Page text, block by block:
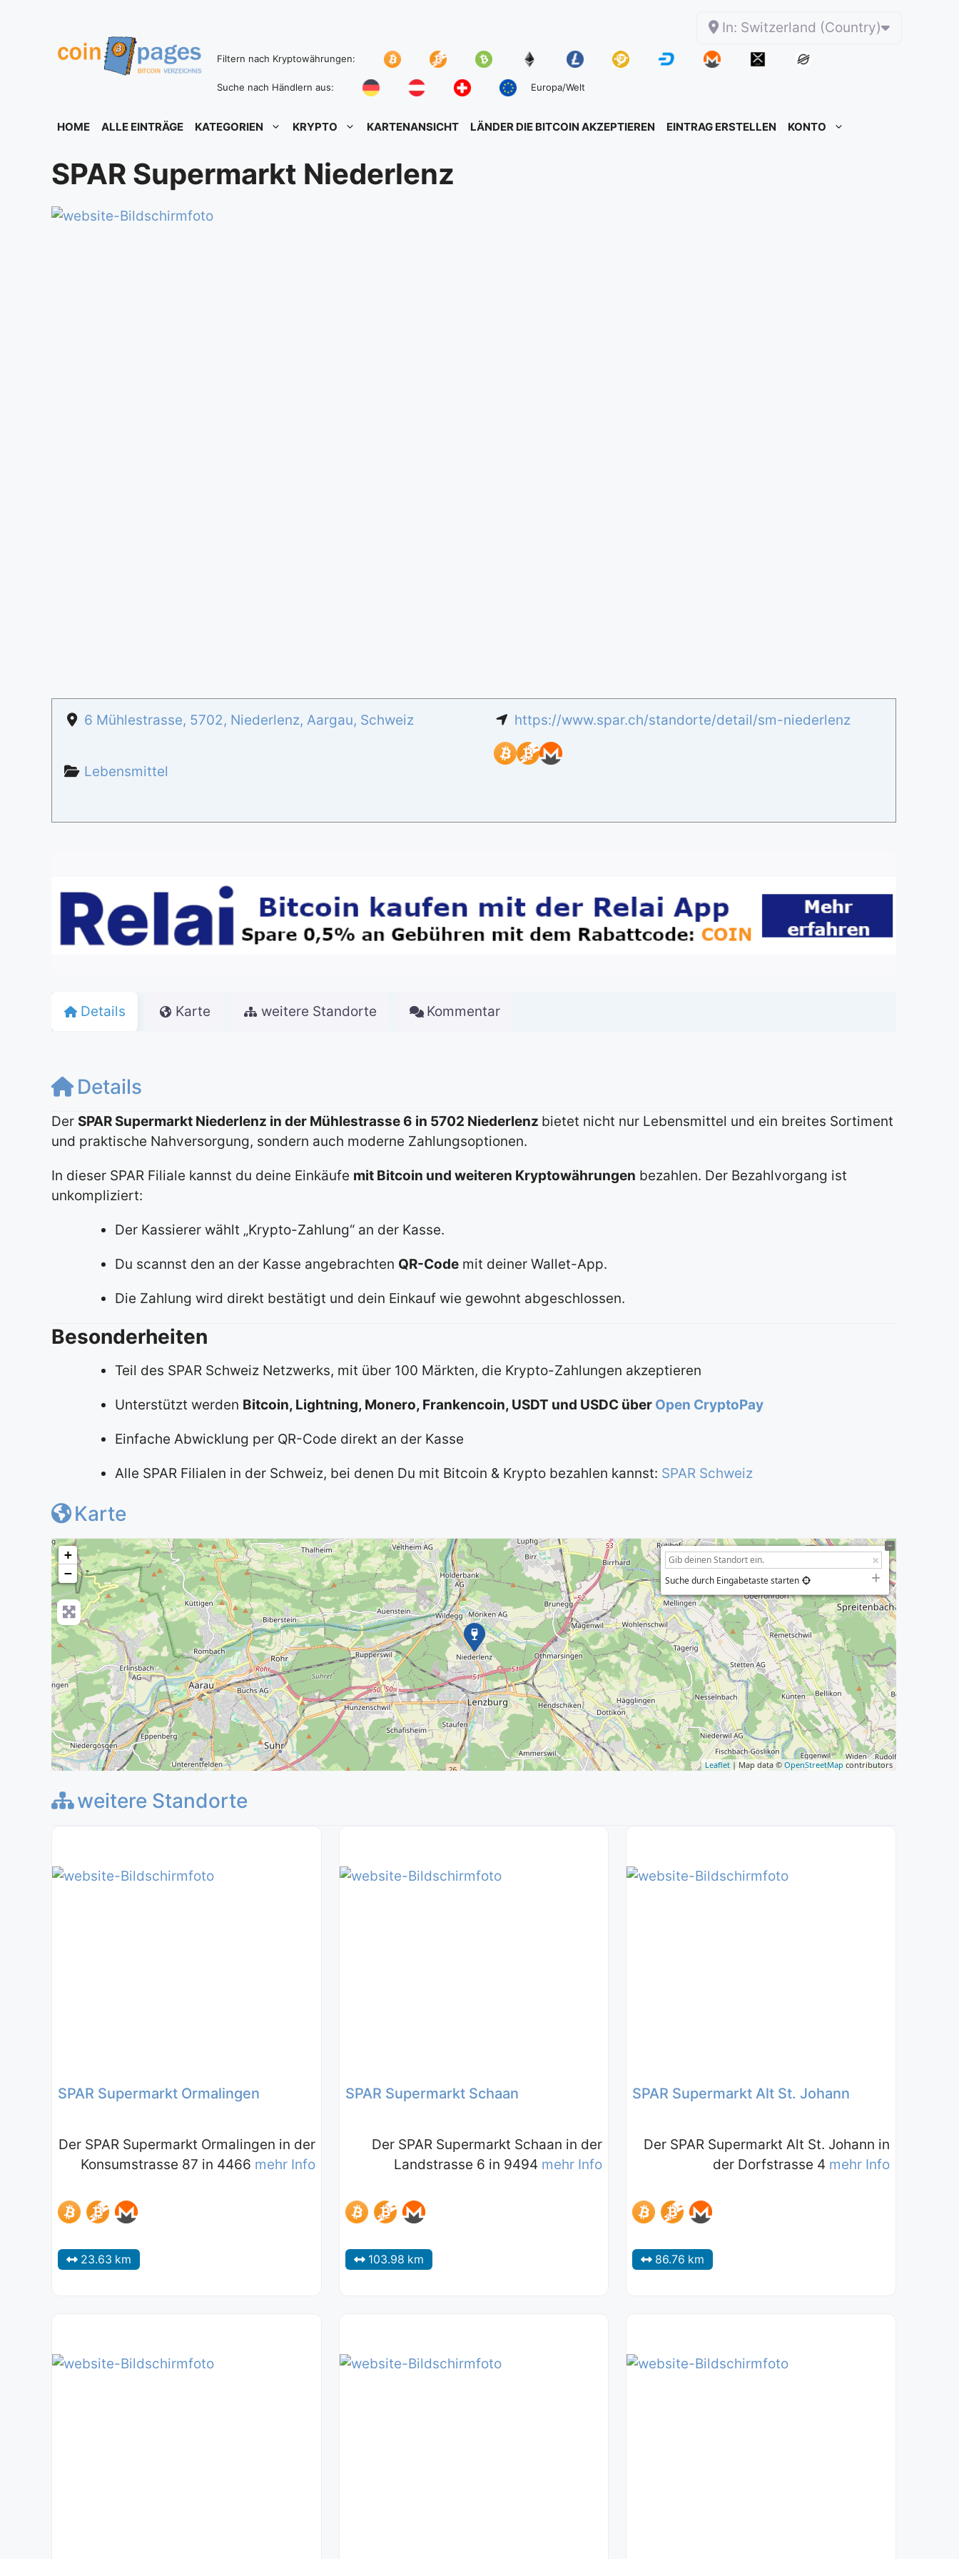
In: Switzerland (Country)
Filtern nach Kryptowährungen:
Suche nach Händlern aus: Europa/Welt
HOME ALLE EINTRÄGE KATEGORIEN KRYPTO KARTENANSICHT LÄNDER DIE BITCOIN AKZEPTIEREN EINTRAG ERSTELLEN KONTO
SPAR Supermarkt Niederlenz
6 Mühlestrasse, 5702, Niederlenz, Aargau, Schweiz
Lebensmittel
https://www.spar.ch/standorte/detail/sm-niederlenz
Details Karte weitere Standorte Kommentar
Details
Der SPAR Supermarkt Niederlenz in der Mühlestrasse 6 in 5702 Niederlenz bietet nicht nur Lebensmittel und ein breites Sortiment
und praktische Nahversorgung, sondern auch moderne Zahlungsoptionen.
In dieser SPAR Filiale kannst du deine Einkäufe mit Bitcoin und weiteren Kryptowährungen bezahlen. Der Bezahlvorgang ist
unkompliziert:
Der Kassierer wählt „Krypto-Zahlung“ an der Kasse.
Du scannst den an der Kasse angebrachten QR-Code mit deiner Wallet-App.
Die Zahlung wird direkt bestätigt und dein Einkauf wie gewohnt abgeschlossen.
Besonderheiten
Teil des SPAR Schweiz Netzwerks, mit über 100 Märkten, die Krypto-Zahlungen akzeptieren
Unterstützt werden Bitcoin, Lightning, Monero, Frankencoin, USDT und USDC über Open CryptoPay
Einfache Abwicklung per QR-Code direkt an der Kasse
Alle SPAR Filialen in der Schweiz, bei denen Du mit Bitcoin & Krypto bezahlen kannst: SPAR Schweiz
Karte
+
−
Suche durch Eingabetaste starten
Leaflet | Map data © OpenStreetMap contributors
weitere Standorte
SPAR Supermarkt Ormalingen
Der SPAR Supermarkt Ormalingen in der
Konsumstrasse 87 in 4466 mehr Info
23.63 km
SPAR Supermarkt Schaan
Der SPAR Supermarkt Schaan in der
Landstrasse 6 in 9494 mehr Info
103.98 km
SPAR Supermarkt Alt St. Johann
Der SPAR Supermarkt Alt St. Johann in
der Dorfstrasse 4 mehr Info
86.76 km